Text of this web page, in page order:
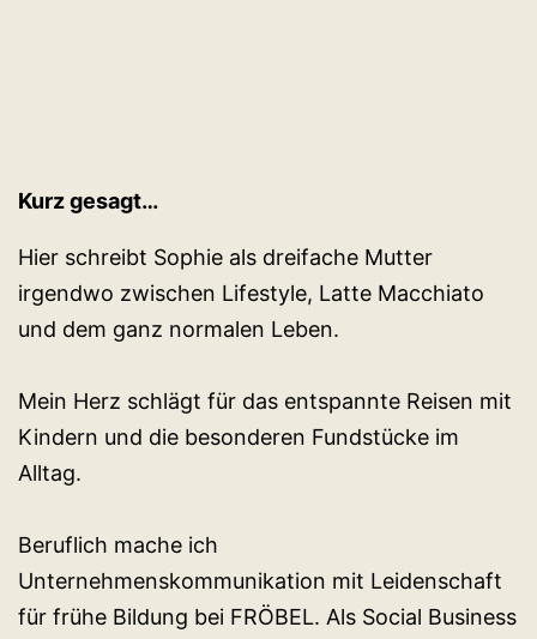
Kurz gesagt…
Hier schreibt Sophie als dreifache Mutter
irgendwo zwischen Lifestyle, Latte Macchiato
und dem ganz normalen Leben.
Mein Herz schlägt für das entspannte Reisen mit
Kindern und die besonderen Fundstücke im
Alltag.
Beruflich mache ich
Unternehmenskommunikation mit Leidenschaft
für frühe Bildung bei FRÖBEL. Als Social Business